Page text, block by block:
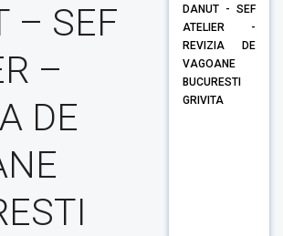
– SEF
–
DE
DANUT - SEF
ATELIER -
REVIZIA DE
VAGOANE
BUCURESTI
GRIVITA